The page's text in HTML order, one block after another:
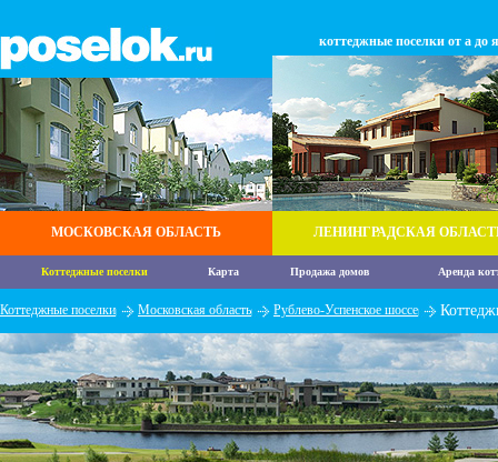
МОСКОВСКАЯ ОБЛАСТЬ
коттеджные поселки от а до я
ЛЕНИНГРАДСКАЯ
Коттеджные поселки Карта Продажа домов Аренда
Коттеджные поселки Московская область Рублево-Успенское шоссе